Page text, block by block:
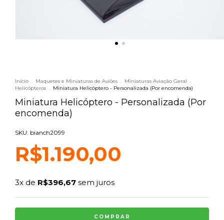
Início . Maquetes e Miniaturas de Aviões . Miniaturas Aviação Geral .
Helicópteros . Miniatura Helicóptero - Personalizada (Por encomenda)
Miniatura Helicóptero - Personalizada (Por
encomenda)
SKU: bianch2099
R$1.190,00
3x de R$396,67 sem juros